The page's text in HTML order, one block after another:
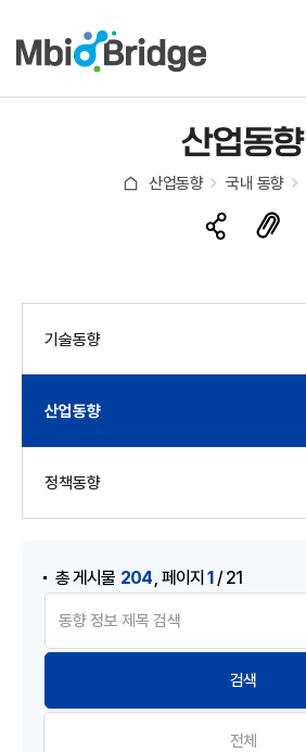
산업동향
산업동향 국내 동향
기술동향
산업동향
정책동향
총 게시물 204 ,페이지1/ 21
전체